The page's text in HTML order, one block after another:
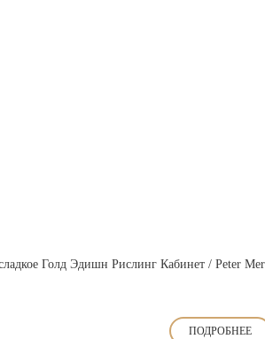
Голд Эдишн Рислинг Кабинет / Peter
ПОДРОБНЕЕ